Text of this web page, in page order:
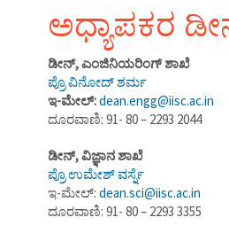
ಅಧ್ಯಾಪಕರ
ಡೀನ್, ಎಂಜಿನಿಯರಿಂಗ್ ಶಾಖೆ
ಪ್ರೊ ವಿನೋದ್ ಶರ್ಮ
ಇ-ಮೇಲ್:dean.engg@iisc.ac.in
ದೂರವಾಣಿ: 91- 80 – 2293 2044
ಡೀನ್,ವಿಜ್ಞಾನ ಶಾಖೆ
ಪ್ರೊ ಉಮೇಶ್ ವರ್ಸ್ನೆ
ಇ-ಮೇಲ್: dean.sci@iisc.ac.in
ದೂರವಾಣಿ: 91- 80 – 2293 3355